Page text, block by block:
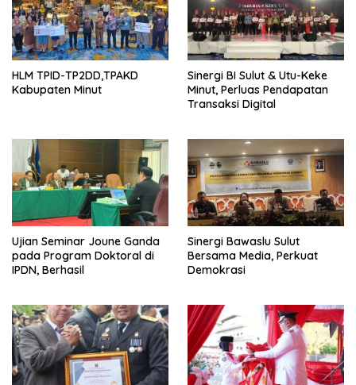
HLM TPID-TP2DD,TPAKD
Kabupaten Minut
Sinergi BI Sulut & Utu-Keke
Minut, Perluas Pendapatan
Transaksi Digital
Ujian Seminar Joune Ganda
pada Program Doktoral di
IPDN, Berhasil
Sinergi Bawaslu Sulut
Bersama Media, Perkuat
Demokrasi